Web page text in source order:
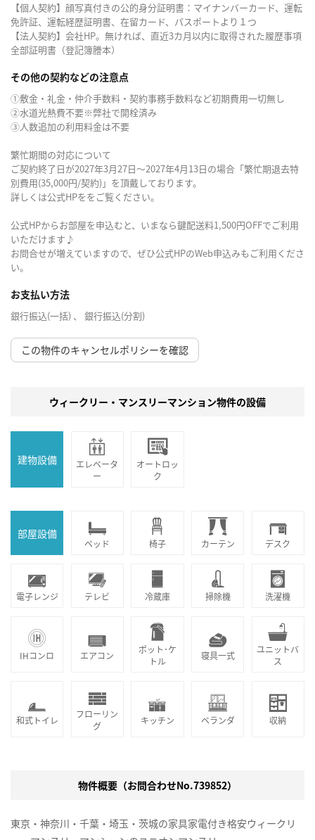
【個人契約】顔写真付きの公的身分証明書：マイナンバーカード、運転
免許証、運転経歴証明書、在留カード、パスポートより１つ
【法人契約】会社HP。無ければ、直近3カ月以内に取得された履歴事項
全部証明書（登記簿謄本）
その他の契約などの注意点
①敷金・礼金・仲介手数料・契約事務手数料など初期費用一切無し
②水道光熱費不要※弊社で開栓済み
③人数追加の利用料金は不要
繁忙期間の対応について
ご契約終了日が2027年3月27日～2027年4月13日の場合「繁忙期退去特
別費用(35,000円/契約)」を頂戴しております。
詳しくは公式HPををご覧ください。
公式HPからお部屋を申込むと、いまなら鍵配送料1,500円OFFでご利用
いただけます♪
お問合せが増えていますので、ぜひ公式HPのWeb申込みもご利用くださ
い。
お支払い方法
銀行振込(一括) 、 銀行振込(分割)
この物件のキャンセルポリシーを確認
ウィークリー・マンスリーマンション物件の設備
建物設備
エレベータ
ー
オートロッ
ク
部屋設備
ベッド 椅子 カーテン デスク
電子レンジ テレビ 冷蔵庫 掃除機 洗濯機
IHコンロ エアコン
ポット･ケ
トル
寝具一式
ユニットバ
ス
和式トイレ
フローリン
グ
キッチン ベランダ 収納
物件概要（お問合わせNo.739852）
東京・神奈川・千葉・埼玉・茨城の家具家電付き格安ウィークリ